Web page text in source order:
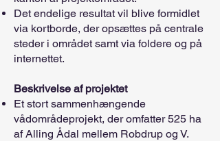
Det endelige resultat vil blive formidlet
via kortborde, der opsættes på centrale
steder i området samt via foldere og på
internettet.
Beskrivelse af projektet
Et stort sammenhængende
vådområdeprojekt, der omfatter 525 ha
af Alling Ådal mellem Robdrup og V.